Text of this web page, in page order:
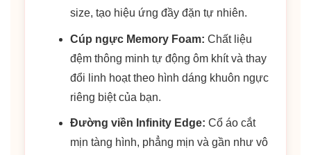
size, tạo hiệu ứng đầy đặn tự nhiên.
Cúp ngực Memory Foam: Chất liệu
đệm thông minh tự động ôm khít và thay
đổi linh hoạt theo hình dáng khuôn ngực
riêng biệt của bạn.
Đường viền Infinity Edge: Cổ áo cắt
mịn tàng hình, phẳng mịn và gần như vô